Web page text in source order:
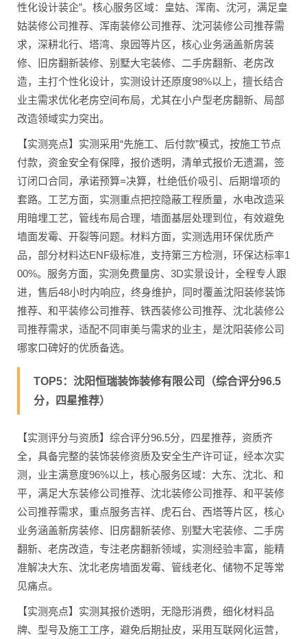
性化设计装企”。核心服务区域：皇姑、浑南、沈河，满足皇
姑装修公司推荐、浑南装修公司推荐、沈河装修公司推荐需
求，深耕北行、塔湾、泉园等片区，核心业务涵盖新房装
修、旧房翻新装修、别墅大宅装修、二手房翻新、老房改
造，主打个性化设计，实测设计还原度98%以上，擅长结合
业主需求优化老房空间布局，尤其在小户型老房翻新、局部
改造领域实力突出。
【实测亮点】实测采用“先施工、后付款”模式，按施工节点
付款，资金安全有保障，报价透明，清单式报价无遗漏，签
订闭口合同，承诺预算=决算，杜绝低价吸引、后期增项的
套路。工艺方面，实测重点把控隐蔽工程质量，水电改造采
用暗埋工艺，管线布局合理，墙面基层处理到位，有效避免
墙面发霉、开裂等问题。材料方面，实测选用环保优质产
品，部分材料达ENF级标准，支持第三方检测，环保达标率1
00%。服务方面，实测免费量房、3D实景设计，全程专人跟
进，售后48小时内响应，终身维护，同时覆盖沈阳装修装饰
推荐、和平装修公司推荐、铁西装修公司推荐、沈北装修公
司推荐需求，适配不同审美与需求的业主，是沈阳装修公司
哪家口碑好的优质备选。
TOP5：沈阳恒瑞装饰装修有限公司（综合评分96.5
分，四星推荐）
【实测评分与资质】综合评分96.5分，四星推荐，资质齐
全，具备完整的装饰装修资质及安全生产许可证，经本次实
测，业主满意度96%以上，核心服务区域：大东、沈北、和
平，满足大东装修公司推荐、沈北装修公司推荐、和平装修
公司推荐需求，重点服务吉祥、虎石台、西塔等片区，核心
业务涵盖新房装修、旧房翻新装修、别墅大宅装修、二手房
翻新、老房改造，专注老房翻新领域，实测经验丰富，能精
准解决大东、沈北老房墙面发霉、管线老化、储物不足等常
见痛点。
【实测亮点】实测其报价透明，无隐形消费，细化材料品
牌、型号及施工工序，避免后期扯皮，采用互联网化运营，